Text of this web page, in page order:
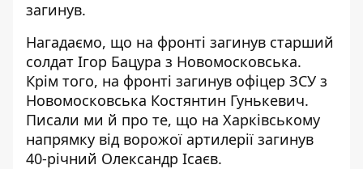
загинув.
Нагадаємо, що на фронті загинув старший
солдат Ігор Бацура з Новомосковська.
Крім того, на фронті загинув офіцер ЗСУ з
Новомосковська Костянтин Гунькевич.
Писали ми й про те, що на Харківському
напрямку від ворожої артилерії загинув
40-річний Олександр Ісаєв.